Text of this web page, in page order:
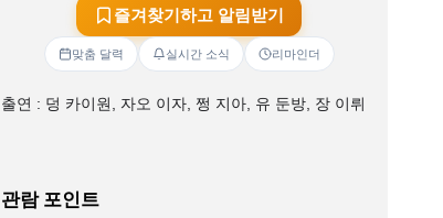
즐겨찾기하고 알림받기
맞춤 달력 실시간 소식 리마인더
출연 : 덩 카이원, 자오 이자, 쩡 지아, 유 둔방, 장 이뤼
관람 포인트